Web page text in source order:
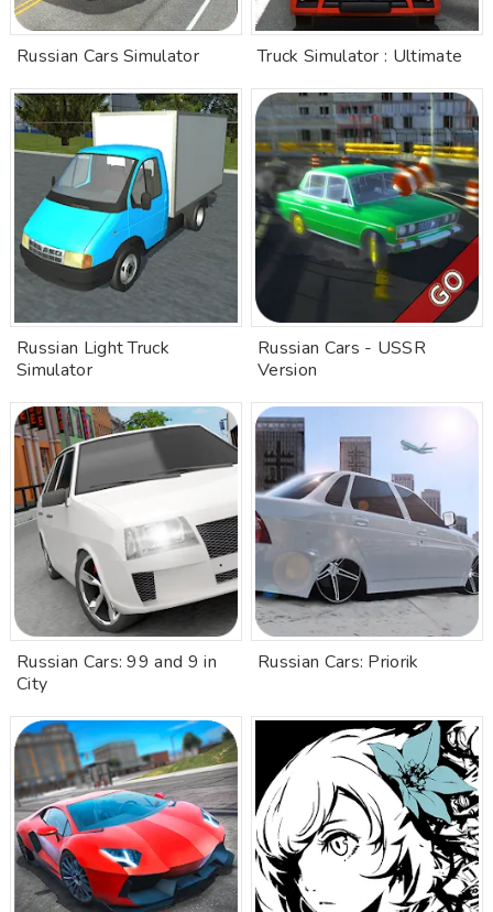
Russian Cars Simulator Truck Simulator : Ultimate
Russian Light Truck
Simulator
Russian Cars - USSR
Version
Russian Cars: 99 and 9 in
City
Russian Cars: Priorik